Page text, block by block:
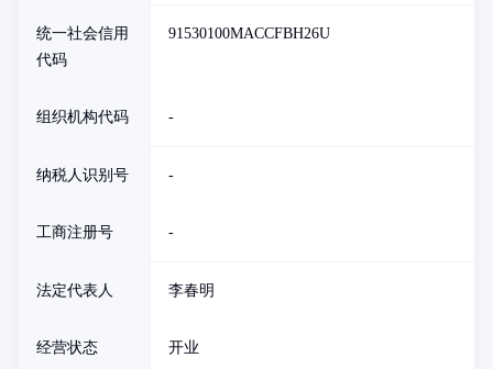
统一社会信用
代码
91530100MACCFBH26U
组织机构代码 -
纳税人识别号 -
工商注册号 -
法定代表人 李春明
经营状态 开业